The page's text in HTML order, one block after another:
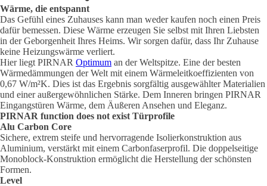
Wärme, die entspannt
Das Gefühl eines Zuhauses kann man weder kaufen noch einen Preis
dafür bemessen. Diese Wärme erzeugen Sie selbst mit Ihren Liebsten
in der Geborgenheit Ihres Heims. Wir sorgen dafür, dass Ihr Zuhause
keine Heizungswärme verliert.
Hier liegt PIRNAR Optimum an der Weltspitze. Eine der besten
Wärmedämmungen der Welt mit einem Wärmeleitkoeffizienten von
0,67 W/m²K. Dies ist das Ergebnis sorgfältig ausgewählter Materialien
und einer außergewöhnlichen Stärke. Dem Inneren bringen PIRNAR
Eingangstüren Wärme, dem Äußeren Ansehen und Eleganz.
PIRNAR function does not exist Türprofile
Alu Carbon Core
Sichere, extrem steife und hervorragende Isolierkonstruktion aus
Aluminium, verstärkt mit einem Carbonfaserprofil. Die doppelseitige
Monoblock-Konstruktion ermöglicht die Herstellung der schönsten
Formen.
Level